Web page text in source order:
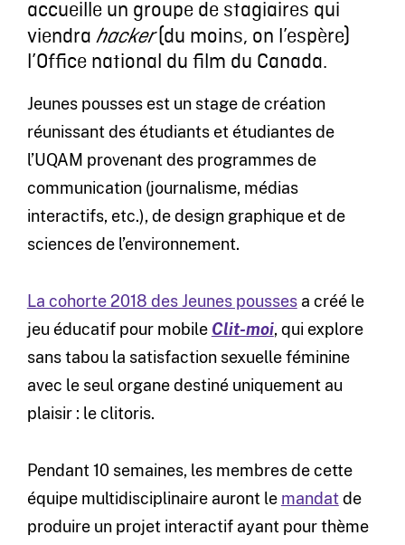
accueille un groupe de stagiaires qui
viendra hacker(du moins, on l’espère)
l’Office national du film du Canada.
Jeunes pousses est un stage de création
réunissant des étudiants et étudiantes de
l’UQAM provenant des programmes de
communication (journalisme, médias
interactifs, etc.), de design graphique et de
sciences de l’environnement.
La cohorte 2018 des Jeunes poussesa créé le
jeu éducatif pour mobile Clit-moi, qui explore
sans tabou la satisfaction sexuelle féminine
avec le seul organe destiné uniquement au
plaisir : le clitoris.
Pendant 10 semaines, les membres de cette
équipe multidisciplinaire auront le mandat de
produire un projet interactif ayant pour thème